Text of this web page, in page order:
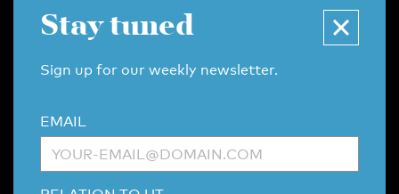
BUSINESS & CAREER
CONTACT
ARCHIVE
Stay tuned
Sign up for our weekly newsletter.
EMAIL